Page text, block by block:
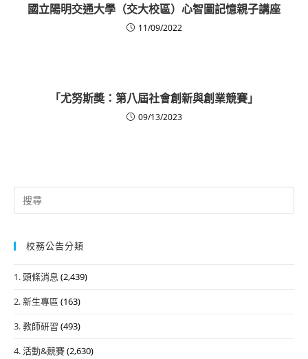
國立陽明交通大學（交大校區）心智圖記憶親子講座
11/09/2022
「尤努斯奬：第八屆社會創新與創業競賽」
09/13/2023
Search
for:
校務公告分類
1. 頭條消息 (2,439)
2. 新生專區 (163)
3. 教師研習 (493)
4. 活動&競賽(2,630)